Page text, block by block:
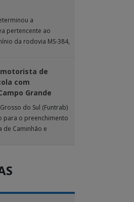
a
pertencente ao
da rodovia MS-384,
de
com
Grande
do Sul (Funtrab)
para o preenchimento
de Caminhão e